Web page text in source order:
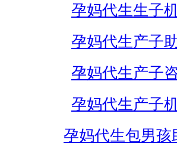
孕妈代生生子
孕妈代生产子
孕妈代生产子
孕妈代生产子
孕妈代生包男孩